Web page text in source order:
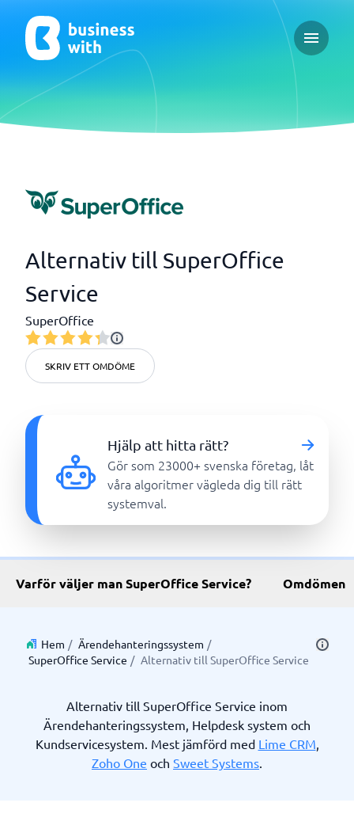
Open
Alternativ till SuperOffice
Service
SuperOffice
SKRIV ETT OMDÖME
Hjälp att hitta rätt?
Gör som 23000+ svenska företag, låt
våra algoritmer vägleda dig till rätt
systemval.
Varför väljer man SuperOffice Service? Omdömen
Hem / Ärendehanteringssystem /
SuperOffice Service / Alternativ till SuperOffice Service
Alternativ till SuperOffice Service inom
Ärendehanteringssystem, Helpdesk system och
Kundservicesystem. Mest jämförd med Lime CRM,
Zoho One och Sweet Systems.